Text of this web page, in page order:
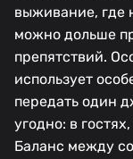
выживание, где
можно дольше
препятствий.
использует
передать один
угодно: в
Баланс между